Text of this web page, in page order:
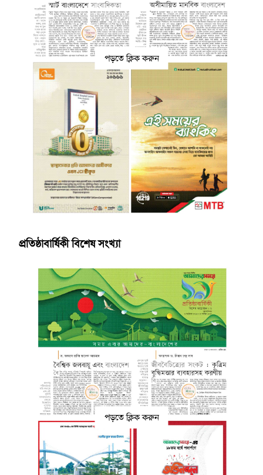
পড়তে ক্লিক করুন
প্রতিষ্ঠাবার্ষিকী বিশেষ সংখ্যা
পড়তে ক্লিক করুন